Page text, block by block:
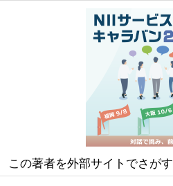
この著者を外部サイトでさがす